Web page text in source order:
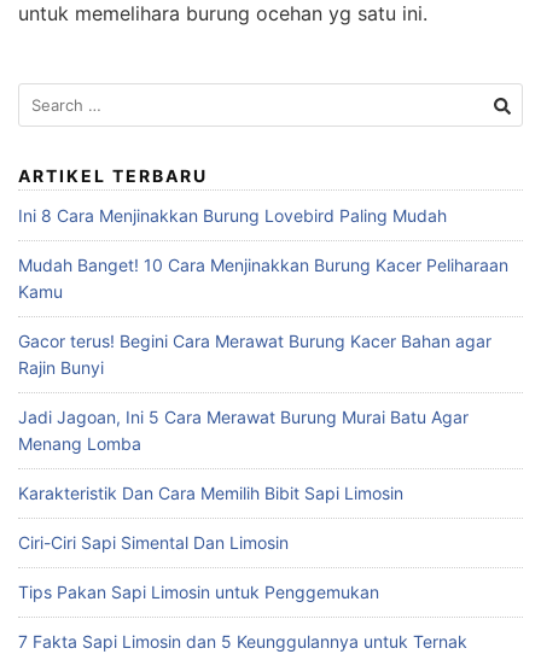
untuk memelihara burung ocehan yg satu ini.
Search
for:
ARTIKEL TERBARU
Ini 8 Cara Menjinakkan Burung Lovebird Paling Mudah
Mudah Banget! 10 Cara Menjinakkan Burung Kacer Peliharaan
Kamu
Gacor terus! Begini Cara Merawat Burung Kacer Bahan agar
Rajin Bunyi
Jadi Jagoan, Ini 5 Cara Merawat Burung Murai Batu Agar
Menang Lomba
Karakteristik Dan Cara Memilih Bibit Sapi Limosin
Ciri-Ciri Sapi Simental Dan Limosin
Tips Pakan Sapi Limosin untuk Penggemukan
7 Fakta Sapi Limosin dan 5 Keunggulannya untuk Ternak